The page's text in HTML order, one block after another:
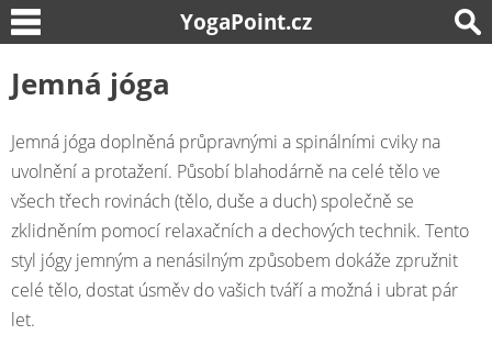
YogaPoint.cz
Jemná jóga
Jemná jóga doplněná průpravnými a spinálními cviky na
uvolnění a protažení. Působí blahodárně na celé tělo ve
všech třech rovinách (tělo, duše a duch) společně se
zklidněním pomocí relaxačních a dechových technik. Tento
styl jógy jemným a nenásilným způsobem dokáže zpružnit
celé tělo, dostat úsměv do vašich tváří a možná i ubrat pár
let.